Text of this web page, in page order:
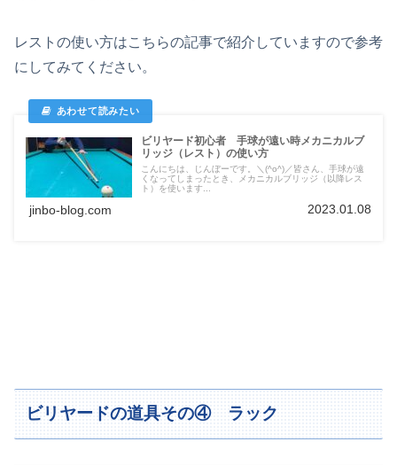
レストの使い方はこちらの記事で紹介していますので参考
にしてみてください。
ビリヤード初心者 手球が遠い時メカニカルブ
リッジ（レスト）の使い方
こんにちは、じんぼーです。＼(^o^)／皆さん、手球が遠
くなってしまったとき、メカニカルブリッジ（以降レス
ト）を使います...
jinbo-blog.com 2023.01.08
ビリヤードの道具その④ ラック